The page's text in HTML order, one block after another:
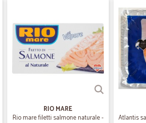
È
di
RIO MARE
Rio mare filetti salmone naturale -
Atlantis